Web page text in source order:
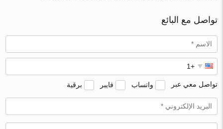
تواصل مع البائع
تواصل معي عبر واتساب فايبر برقية